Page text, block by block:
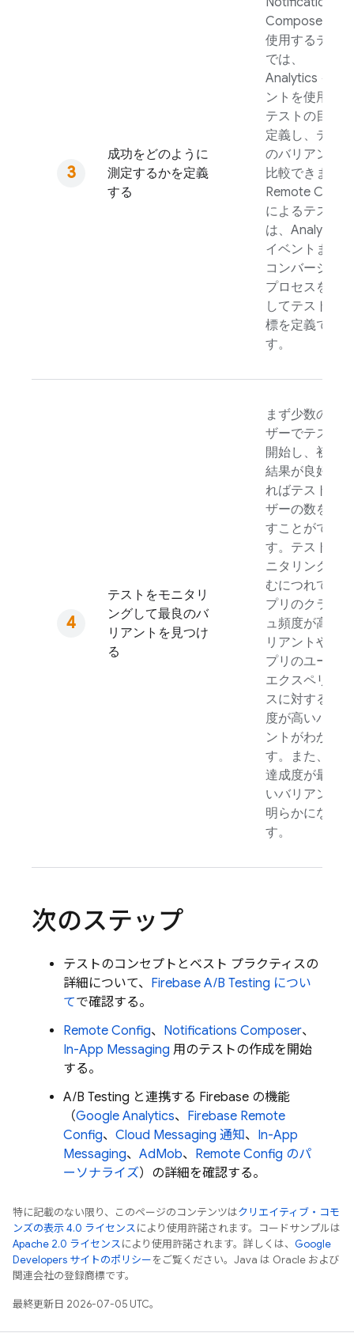
成功をどのように
測定するかを定義
する
Composer を
使用するテスト
では、
Analytics イベ
ントを使用して
テストの目標を
定義し、テスト
のバリアントを
比較できます。
Remote Config
によるテストで
は、 Analytics
イベントまたは
コンバージョン
プロセスを使用
してテストの目
標を定義できま
す。
テストをモニタリ
ングして最良のバ
リアントを見つけ
る
まず少数のユー
ザーでテストを
開始し、初期の
結果が良好であ
ればテストユー
ザーの数を増や
すことができま
す。テストのモ
ニタリングが進
むにつれて、ア
プリのクラッシ
ュ頻度が高いバ
リアントや、ア
プリのユーザー
エクスペリエン
スに対する影響
度が高いバリア
ントがわかりま
す。また、目標
達成度が最も高
いバリアントも
明らかになりま
す。
次のステップ
テストのコンセプトとベスト プラクティスの
詳細について、 Firebase A/B Testing につい
てで確認する。
Remote Config、 Notifications Composer、
In-App Messaging 用のテストの作成を開始
する。
A/B Testing と連携する Firebase の機能
（Google Analytics、 Firebase Remote
Config、 Cloud Messaging 通知、 In-App
Messaging、 AdMob、 Remote Config のパ
ーソナライズ）の詳細を確認する。
特に記載のない限り、このページのコンテンツはクリエイティブ・コモ
ンズの表示 4.0 ライセンスにより使用許諾されます。コードサンプルは
Apache 2.0 ライセンスにより使用許諾されます。詳しくは、 Google
Developers サイトのポリシーをご覧ください。Java は Oracle および
関連会社の登録商標です。
最終更新日 2026-07-05 UTC。